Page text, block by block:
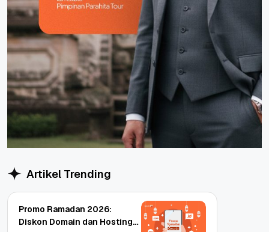
Artikel Trending
Promo Ramadan 2026:
Diskon Domain dan Hosting